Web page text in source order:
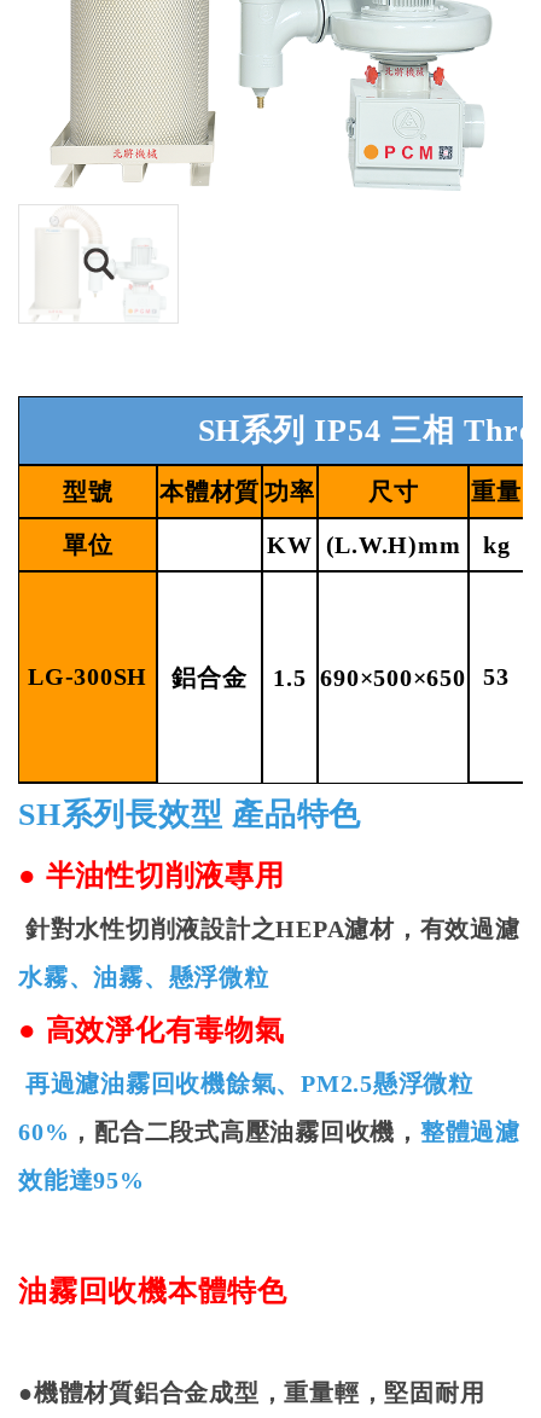
SH系列 IP54三相
型號 本體材質 功率 尺寸 重量
單位
KW (L.W.H)mm kg
LG-300SH 鋁合金 1.5 690×500×650 53
SH系列長效型 產品特色
● 半油性切削液專用
針對水性切削液設計之HEPA濾材，有效過濾
水霧、油霧、懸浮微粒
● 高效淨化有毒物氣
再過濾油霧回收機餘氣、 PM2.5懸浮微粒
60% ，配合二段式高壓油霧回收機， 整體過濾
效能達95%
油霧回收機本體特色
●機體材質鋁合金成型，重量輕，堅固耐用